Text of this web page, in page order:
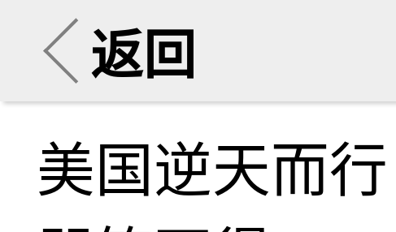
返回
美国逆天而